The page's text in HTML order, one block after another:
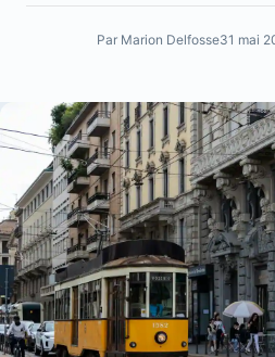
Par Marion Delfosse31 mai